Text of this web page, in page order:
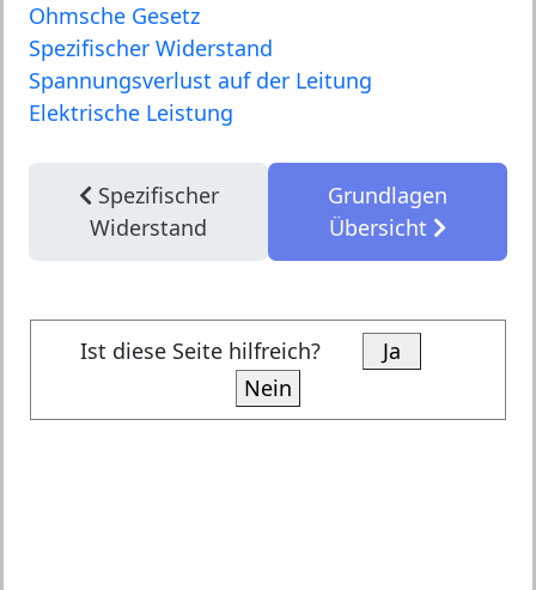
Ohmsche Gesetz
Spezifischer Widerstand
Spannungsverlust auf der Leitung
Elektrische Leistung
Spezifischer
Widerstand
Grundlagen
Übersicht
Ist diese Seite hilfreich?
Ja
Nein